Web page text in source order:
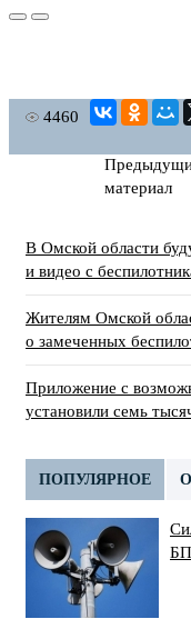
4460
материал
В Омской области
и видео с
Жителям Омской
о замеченных
Приложение с
установили семь
ПОПУЛЯРНОЕ